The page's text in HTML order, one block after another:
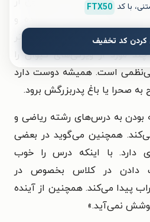
مطالعه‌اش خیلی کمتر شده و
احتمالا خیلی از قبل بدتر
مورد از ویژگی‌های کیوان را
بی‌نظمی است. همیشه دوست دارد
به صحرا یا باغ پدربزرگش برود.
بودن به درس‌های رشته ریاضی و
همچنین می‌گوید در بعضی
دارد. با اینکه درس را خوب
دادن در کلاس بخصوص در
پیدا می‌کند. همچنین از آینده
نمی‌آید.»
با کد FTX50
کردن کد تخفیف